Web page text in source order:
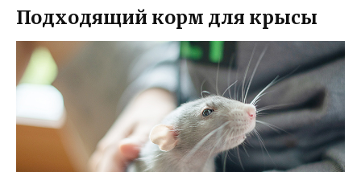
Подходящий корм для крысы